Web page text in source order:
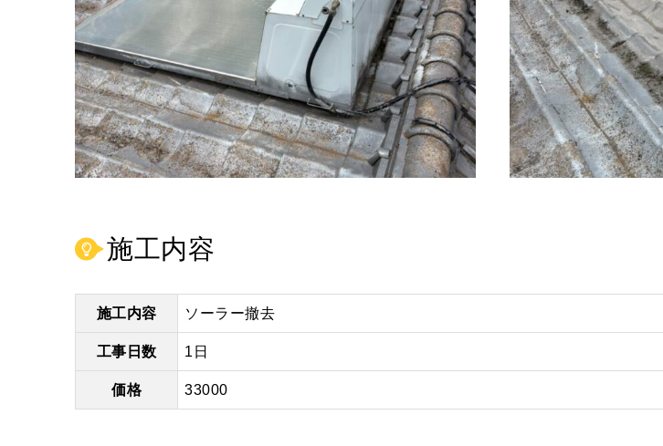
施工内容
施工内容 ソーラー撤去
工事日数 1日
価格 33000